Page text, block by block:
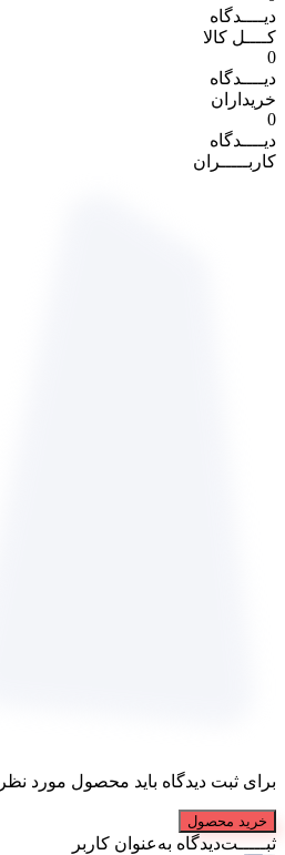
دیــــدگاه
کــــل کالا
0
دیــــدگاه
خریداران
0
دیــــدگاه
کاربـــــران
برای ثبت دیدگاه باید محصول مورد
خرید محصول
ثبـــــت‌دیدگاه به‌عنوان کاربر